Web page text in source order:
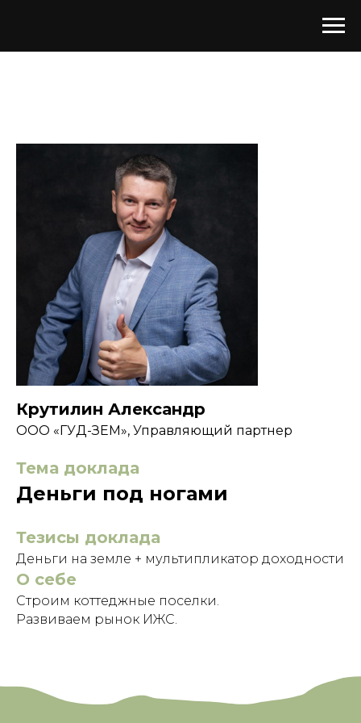
Крутилин Александр
ООО «ГУД-ЗЕМ», Управляющий партнер
Тема доклада
Деньги под ногами
Тезисы доклада
Деньги на земле + мультипликатор доходности
О себе
Строим коттеджные поселки.
Развиваем рынок ИЖС.